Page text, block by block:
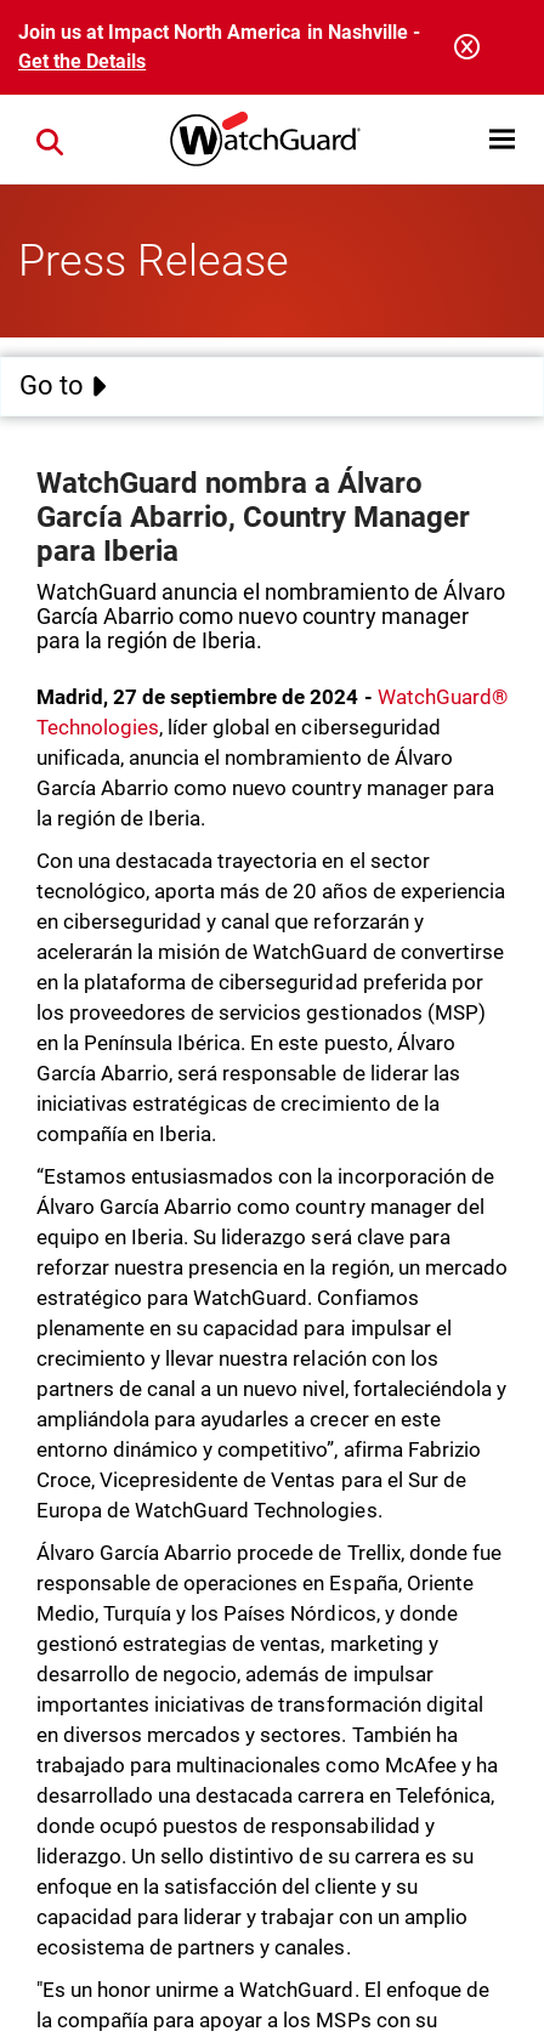
Skip to main content
Join us at Impact North America in Nashville -
Get the Details
Open
Close search
Press Release
Go to
WatchGuard nombra a Álvaro
García Abarrio, Country Manager
para Iberia
WatchGuard anuncia el nombramiento de Álvaro
García Abarrio como nuevo country manager
para la región de Iberia.
Madrid, 27 de septiembre de 2024 - WatchGuard®
Technologies, líder global en ciberseguridad
unificada, anuncia el nombramiento de Álvaro
García Abarrio como nuevo country manager para
la región de Iberia.
Con una destacada trayectoria en el sector
tecnológico, aporta más de 20 años de experiencia
en ciberseguridad y canal que reforzarán y
acelerarán la misión de WatchGuard de convertirse
en la plataforma de ciberseguridad preferida por
los proveedores de servicios gestionados (MSP)
en la Península Ibérica. En este puesto, Álvaro
García Abarrio, será responsable de liderar las
iniciativas estratégicas de crecimiento de la
compañía en Iberia.
“Estamos entusiasmados con la incorporación de
Álvaro García Abarrio como country manager del
equipo en Iberia. Su liderazgo será clave para
reforzar nuestra presencia en la región, un mercado
estratégico para WatchGuard. Confiamos
plenamente en su capacidad para impulsar el
crecimiento y llevar nuestra relación con los
partners de canal a un nuevo nivel, fortaleciéndola y
ampliándola para ayudarles a crecer en este
entorno dinámico y competitivo”, afirma Fabrizio
Croce, Vicepresidente de Ventas para el Sur de
Europa de WatchGuard Technologies.
Álvaro García Abarrio procede de Trellix, donde fue
responsable de operaciones en España, Oriente
Medio, Turquía y los Países Nórdicos, y donde
gestionó estrategias de ventas, marketing y
desarrollo de negocio, además de impulsar
importantes iniciativas de transformación digital
en diversos mercados y sectores. También ha
trabajado para multinacionales como McAfee y ha
desarrollado una destacada carrera en Telefónica,
donde ocupó puestos de responsabilidad y
liderazgo. Un sello distintivo de su carrera es su
enfoque en la satisfacción del cliente y su
capacidad para liderar y trabajar con un amplio
ecosistema de partners y canales.
"Es un honor unirme a WatchGuard. El enfoque de
la compañía para apoyar a los MSPs con su